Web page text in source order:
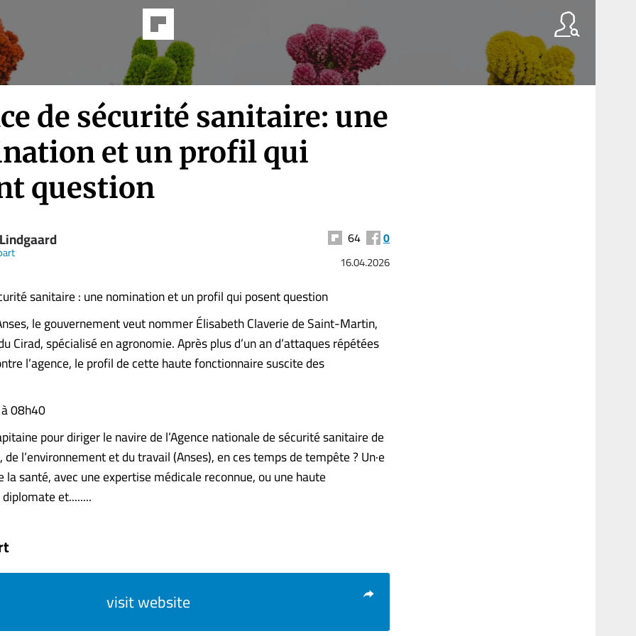
de sécurité sanitaire: une
et un profil qui
question
64 0
16.04.2026
sanitaire : une nomination et un profil qui posent question
le gouvernement veut nommer Élisabeth Claverie de Saint-Martin,
Cirad, spécialisé en agronomie. Après plus d’un an d’attaques répétées
l’agence, le profil de cette haute fonctionnaire suscite des
08h40
pour diriger le navire de l’Agence nationale de sécurité sanitaire de
l’environnement et du travail (Anses), en ces temps de tempête ? Un·e
santé, avec une expertise médicale reconnue, ou une haute
et........
visit website